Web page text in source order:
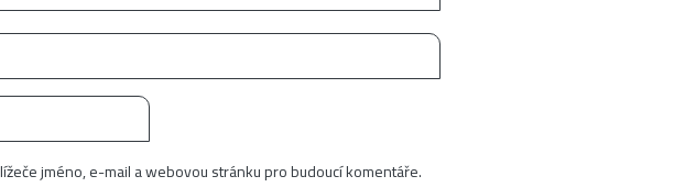
jméno, e-mail a webovou stránku pro budoucí komentáře.